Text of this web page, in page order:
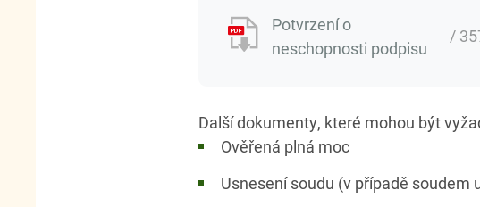
Potvrzení o
neschopnosti podpisu
/
Další dokumenty, které mohou být
Ověřená plná moc
Usnesení soudu (v případě soudem